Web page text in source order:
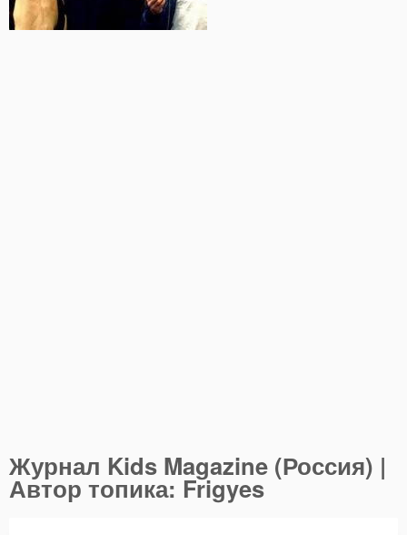
Журнал Kids Magazine (Россия) |
Автор топика: Frigyes